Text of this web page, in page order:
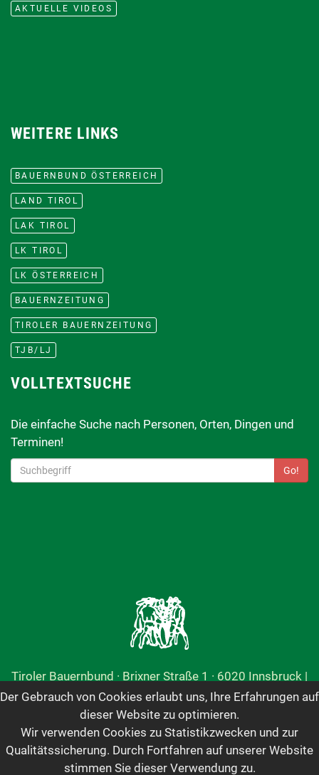
Der Gebrauch von Cookies erlaubt uns, Ihre Erfahrungen auf
dieser Website zu optimieren.
Wir verwenden Cookies zu Statistikzwecken und zur
Qualitätssicherung. Durch Fortfahren auf unserer Website
stimmen Sie dieser Verwendung zu.
AKTUELLE VIDEOS
WEITERE LINKS
BAUERNBUND ÖSTERREICH
LAND TIROL
LAK TIROL
LK TIROL
LK ÖSTERREICH
BAUERNZEITUNG
TIROLER BAUERNZEITUNG
TJB/LJ
VOLLTEXTSUCHE
Die einfache Suche nach Personen, Orten, Dingen und
Terminen!
Go!
Tiroler Bauernbund · Brixner Straße 1 · 6020 Innsbruck |
+43 512 59 900-12| tbb@tiroler-bauernbund.at
Öffnungszeiten: Montag bis Donnerstag von 8 bis 12
Uhr und 13 bis 16 Uhr | Freitag von 8 bis 12 Uhr
ImpressumTerminübersichtInterner BereichDownloadsDatenschutz